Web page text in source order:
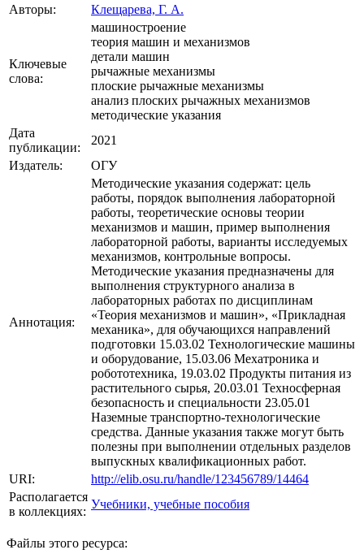
Авторы:
Клещарева, Г. А.
Ключевые
слова:
машиностроение
теория машин и механизмов
детали машин
рычажные механизмы
плоские рычажные механизмы
анализ плоских рычажных механизмов
методические указания
Дата
публикации:
2021
Издатель:
ОГУ
Аннотация:
Методические указания содержат: цель
работы, порядок выполнения лабораторной
работы, теоретические основы теории
механизмов и машин, пример выполнения
лабораторной работы, варианты исследуемых
механизмов, контрольные вопросы.
Методические указания предназначены для
выполнения структурного анализа в
лабораторных работах по дисциплинам
«Теория механизмов и машин», «Прикладная
механика», для обучающихся направлений
подготовки 15.03.02 Технологические машины
и оборудование, 15.03.06 Мехатроника и
робототехника, 19.03.02 Продукты питания из
растительного сырья, 20.03.01 Техносферная
безопасность и специальности 23.05.01
Наземные транспортно-технологические
средства. Данные указания также могут быть
полезны при выполнении отдельных разделов
выпускных квалификационных работ.
URI:
http://elib.osu.ru/handle/123456789/14464
Располагается
в коллекциях:
Учебники, учебные пособия
Файлы этого ресурса: